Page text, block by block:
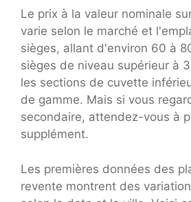
Le prix à la valeur nominale
varie selon le marché et
sièges, allant d'environ 60 à
sièges de niveau supérieur à
les sections de cuvette
de gamme. Mais si vous
secondaire, attendez-vous à
supplément.
Les premières données des
revente montrent des